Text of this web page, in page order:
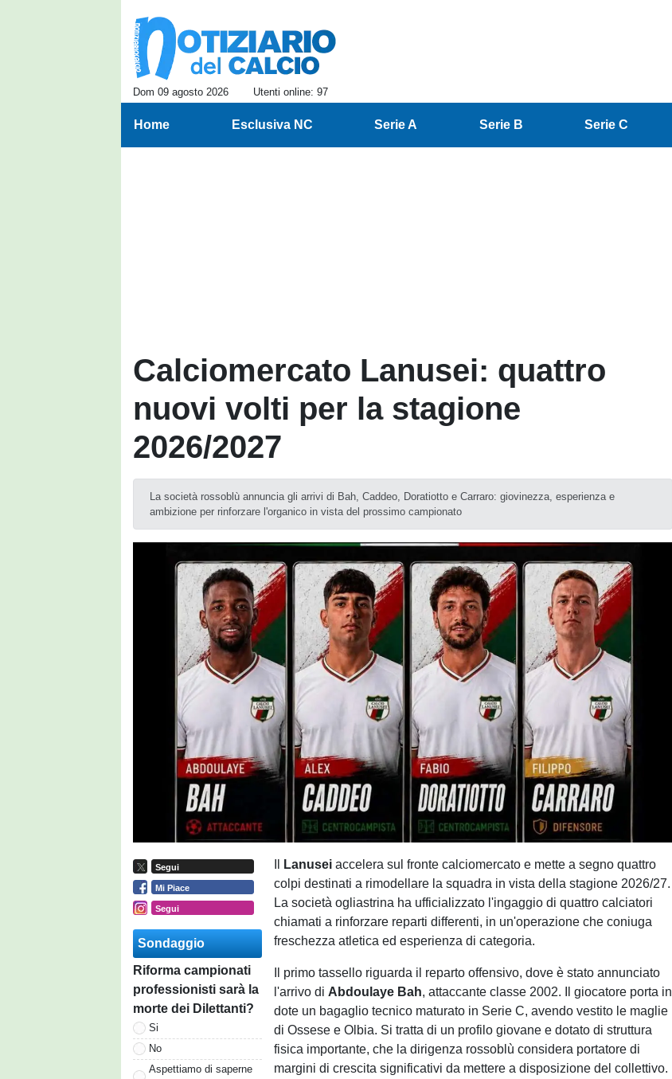
Dom 09 agosto 2026 Utenti online: 97
Home Esclusiva NC Serie A Serie B Serie C
Calciomercato Lanusei: quattro
nuovi volti per la stagione
2026/2027
La società rossoblù annuncia gli arrivi di Bah, Caddeo, Doratiotto e Carraro: giovinezza, esperienza e
ambizione per rinforzare l'organico in vista del prossimo campionato
Segui
Mi Piace
Segui
Sondaggio
Riforma campionati
professionisti sarà la
morte dei Dilettanti?
Si
No
Aspettiamo di saperne
Lanuseiaccelera sul fronte calciomercato e mette a segno quattro
colpi destinati a rimodellare la squadra in vista della stagione 2026/27.
La società ogliastrina ha ufficializzato l'ingaggio di quattro calciatori
chiamati a rinforzare reparti differenti, in un'operazione che coniuga
freschezza atletica ed esperienza di categoria.
Il primo tassello riguarda il reparto offensivo, dove è stato annunciato
l'arrivo di Abdoulaye Bah, attaccante classe 2002. Il giocatore porta in
dote un bagaglio tecnico maturato in Serie C, avendo vestito le maglie
di Ossese e Olbia. Si tratta di un profilo giovane e dotato di struttura
fisica importante, che la dirigenza rossoblù considera portatore di
margini di crescita significativi da mettere a disposizione del collettivo.